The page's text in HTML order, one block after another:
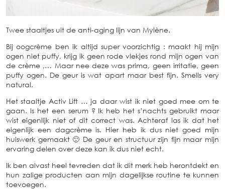
Twee staaltjes uit de anti-aging lijn van Mylène.
Bij oogcrème ben ik altijd super voorzichtig : maakt hij mijn
ogen niet puffy, krijg ik geen rode vlekjes rond mijn ogen van
de crème ,… Maar nee deze was prima, geen irritatie, geen
puffy ogen. De geur is wat apart maar best fijn. Smells very
natural.
Het staaltje Activ Lift … ja daar wist ik niet goed mee om te
gaan. Is het een serum ? Ik heb het s’nachts gebruikt maar
wist eigenlijk niet of dit correct was. Achteraf las ik dat het
eigenlijk een dagcrème is. Hier heb ik dus niet goed mijn
huiswerk gemaakt 🙂 De geur en structuur zijn fijn maar mijn
ervaring delen over deze kan ik dus niet echt.
Ik ben alvast heel tevreden dat ik dit merk heb herontdekt en
hun zalige producten aan mijn dagelijkse routine te kunnen
toevoegen.